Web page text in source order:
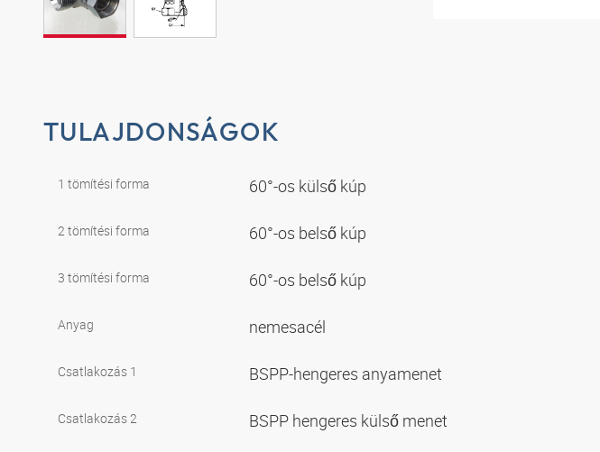
TULAJDONSÁGOK
1 tömítési forma 60°-os külső kúp
2 tömítési forma 60°-os belső kúp
3 tömítési forma 60°-os belső kúp
Anyag nemesacél
Csatlakozás 1 BSPP-hengeres anyamenet
Csatlakozás 2 BSPP hengeres külső menet